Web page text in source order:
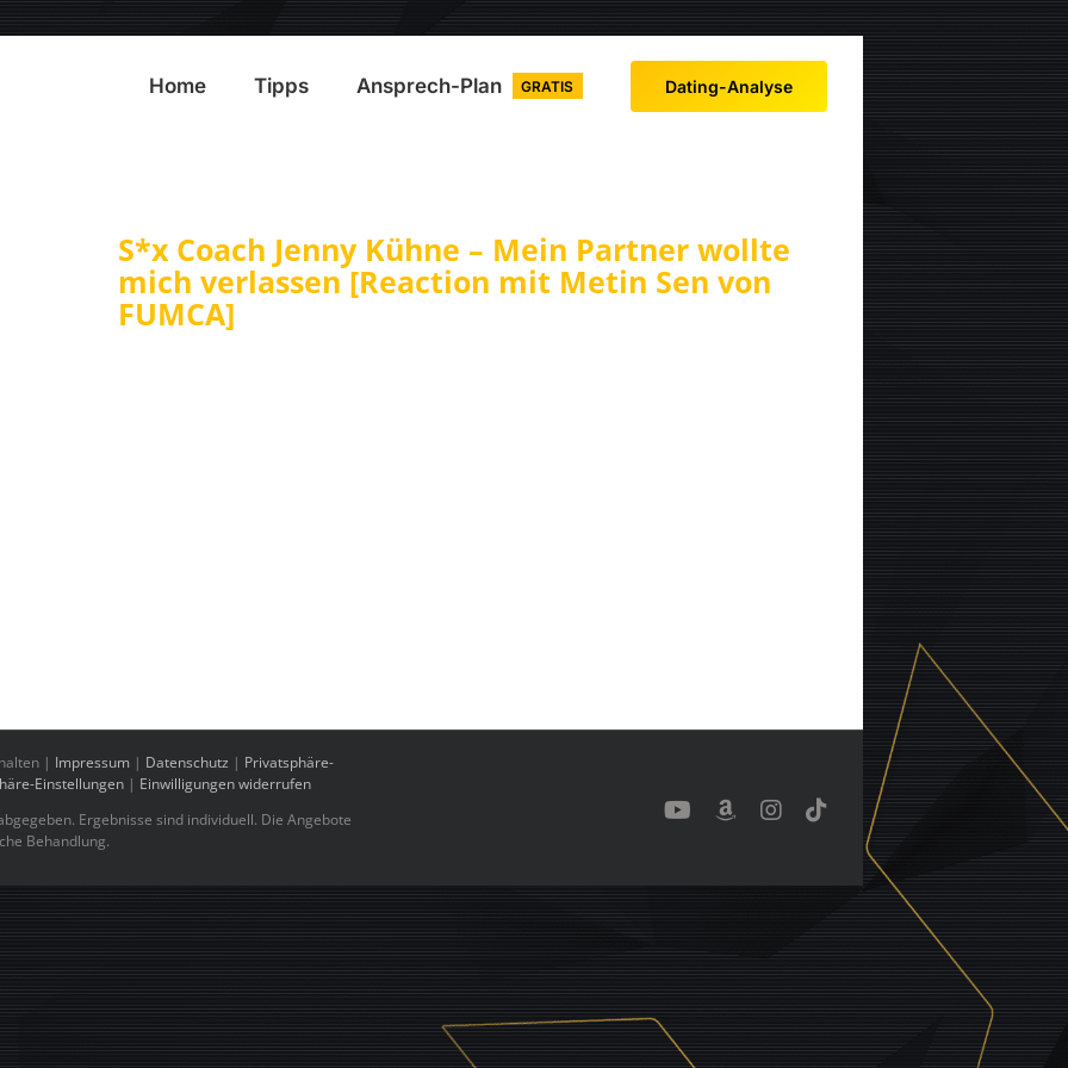
Home Tipps Ansprech-Plan GRATIS Dating-Analyse
S*x Coach Jenny Kühne – Mein Partner wollte
mich verlassen [Reaction mit Metin Sen von
FUMCA]
| Impressum | Datenschutz | Privatsphäre-
Einstellungen | Einwilligungen widerrufen
Ergebnisse sind individuell. Die Angebote
Behandlung.
YouTubeBenutzerdefiniert
Instagram
Tiktok